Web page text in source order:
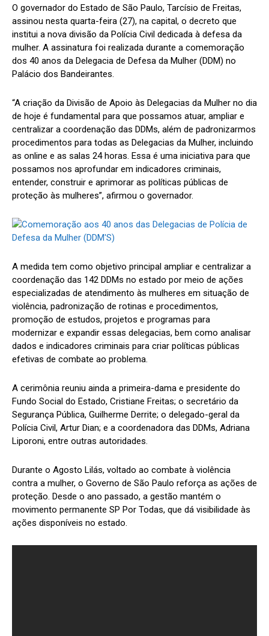
O governador do Estado de São Paulo, Tarcísio de Freitas,
assinou nesta quarta-feira (27), na capital, o decreto que
institui a nova divisão da Polícia Civil dedicada à defesa da
mulher. A assinatura foi realizada durante a comemoração
dos 40 anos da Delegacia de Defesa da Mulher (DDM) no
Palácio dos Bandeirantes.
“A criação da Divisão de Apoio às Delegacias da Mulher no dia
de hoje é fundamental para que possamos atuar, ampliar e
centralizar a coordenação das DDMs, além de padronizarmos
procedimentos para todas as Delegacias da Mulher, incluindo
as online e as salas 24 horas. Essa é uma iniciativa para que
possamos nos aprofundar em indicadores criminais,
entender, construir e aprimorar as políticas públicas de
proteção às mulheres”, afirmou o governador.
A medida tem como objetivo principal ampliar e centralizar a
coordenação das 142 DDMs no estado por meio de ações
especializadas de atendimento às mulheres em situação de
violência, padronização de rotinas e procedimentos,
promoção de estudos, projetos e programas para
modernizar e expandir essas delegacias, bem como analisar
dados e indicadores criminais para criar políticas públicas
efetivas de combate ao problema.
A cerimônia reuniu ainda a primeira-dama e presidente do
Fundo Social do Estado, Cristiane Freitas; o secretário da
Segurança Pública, Guilherme Derrite; o delegado-geral da
Polícia Civil, Artur Dian; e a coordenadora das DDMs, Adriana
Liporoni, entre outras autoridades.
Durante o Agosto Lilás, voltado ao combate à violência
contra a mulher, o Governo de São Paulo reforça as ações de
proteção. Desde o ano passado, a gestão mantém o
movimento permanente SP Por Todas, que dá visibilidade às
ações disponíveis no estado.